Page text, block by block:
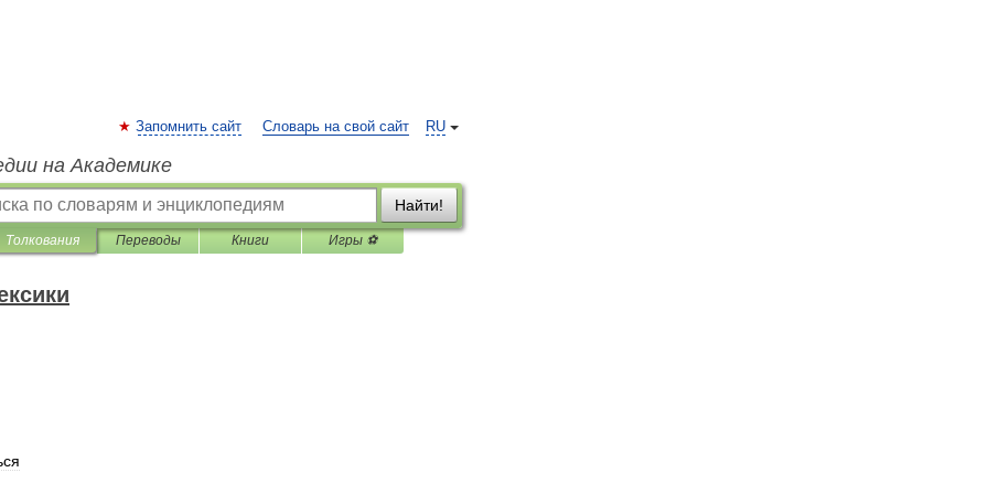
RU
Запомнить сайт Словарь на свой сайт
на Академике
Найти!
Толкования Переводы Книги Игры ⚽